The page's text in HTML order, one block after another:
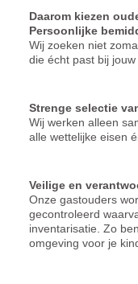
Daarom kiezen
Persoonlijke
Wij zoeken niet
die écht past bij
Strenge selectie
Wij werken alleen
alle wettelijke eisen
Veilige en
Onze gastouders
gecontroleerd
inventarisatie. Zo
omgeving voor je